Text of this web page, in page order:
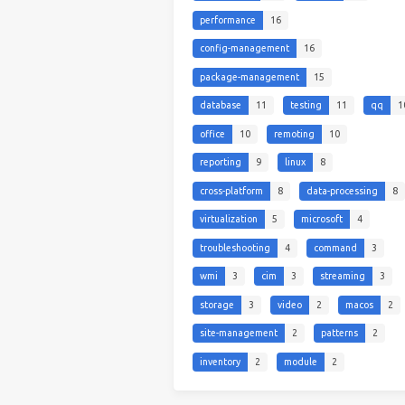
performance 16
config-management 16
package-management 15
database 11 testing 11 qq
office 10 remoting 10
reporting 9 linux 8
cross-platform 8 data-processing 8
virtualization 5 microsoft 4
troubleshooting 4 command 3
wmi 3 cim 3 streaming 3
storage 3 video 2 macos 2
site-management 2 patterns 2
inventory 2 module 2